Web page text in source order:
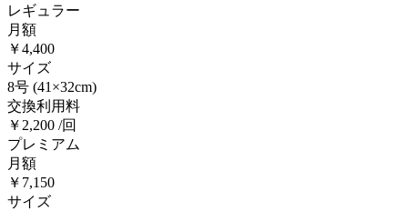
レギュラー
月額
￥4,400
サイズ
8号 (41×32cm)
交換利用料
￥2,200 /回
プレミアム
月額
￥7,150
サイズ